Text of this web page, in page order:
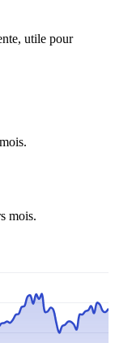
utile pour
mois.